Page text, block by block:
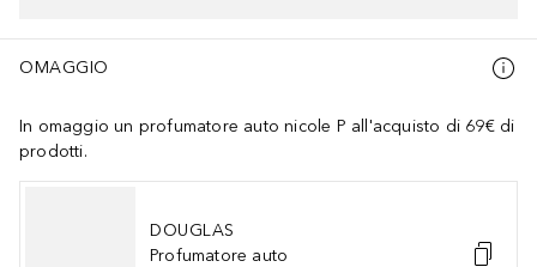
OMAGGIO
In omaggio un profumatore auto nicole P all'acquisto di 69€ di
prodotti.
DOUGLAS
Profumatore auto